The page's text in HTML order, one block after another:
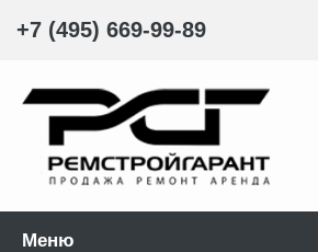
+7 (495) 669-99-89
Меню